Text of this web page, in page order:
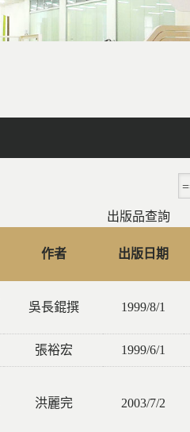
出版品查詢
作者 出版日期
吳長錕撰 1999/8/1
張裕宏 1999/6/1
洪麗完 2003/7/2